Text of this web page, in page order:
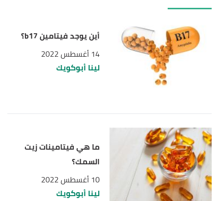
^أبت"TYROSINE"
, 11/6/2021, Retrieved
14/2/2022. Edited.
أين يوجد فيتامين b17؟
14 أغسطس 2022
لينا أبوكويك
ما هي فيتامينات زيت
السمك؟
10 أغسطس 2022
لينا أبوكويك